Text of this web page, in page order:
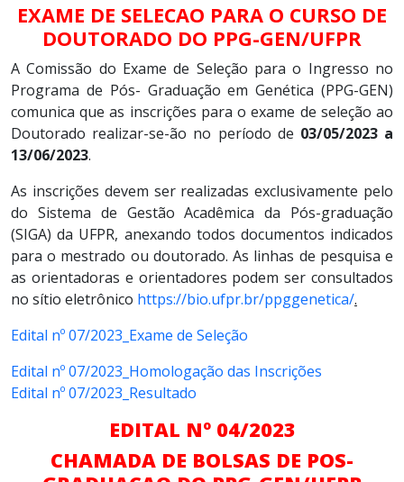
EXAME DE SELECAO PARA O CURSO DE
DOUTORADO DO PPG-GEN/UFPR
A Comissão do Exame de Seleção para o Ingresso no
Programa de Pós- Graduação em Genética (PPG-GEN)
comunica que as inscrições para o exame de seleção ao
Doutorado realizar-se-ão no período de 03/05/2023 a
13/06/2023.
As inscrições devem ser realizadas exclusivamente pelo
do Sistema de Gestão Acadêmica da Pós-graduação
(SIGA) da UFPR, anexando todos documentos indicados
para o mestrado ou doutorado. As linhas de pesquisa e
as orientadoras e orientadores podem ser consultados
no sítio eletrônico https://bio.ufpr.br/ppggenetica/.
Edital nº 07/2023_Exame de Seleção
Edital nº 07/2023_Homologação das Inscrições
Edital nº 07/2023_Resultado
EDITAL Nº 04/2023
CHAMADA DE BOLSAS DE POS-